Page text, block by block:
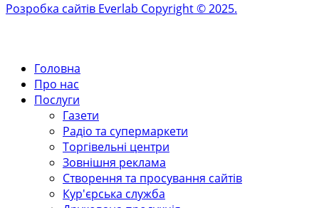
Розробка сайтів Everlab Copyright © 2025.
Головна
Про нас
Послуги
Газети
Радіо та супермаркети
Торгівельні центри
Зовнішня реклама
Створення та просування сайтів
Кур'єрська служба